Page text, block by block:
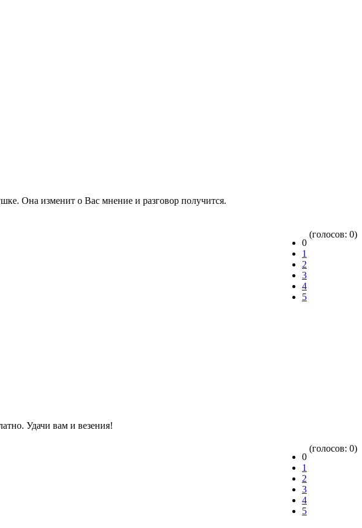
Она изменит о Вас мнение и разговор получится.
0
1
2
3
4
5
(голосов: 0)
Удачи вам и везения!
0
1
2
3
4
5
(голосов: 0)